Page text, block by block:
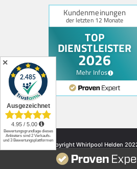
© Copyright Whirlpool Helden
✕